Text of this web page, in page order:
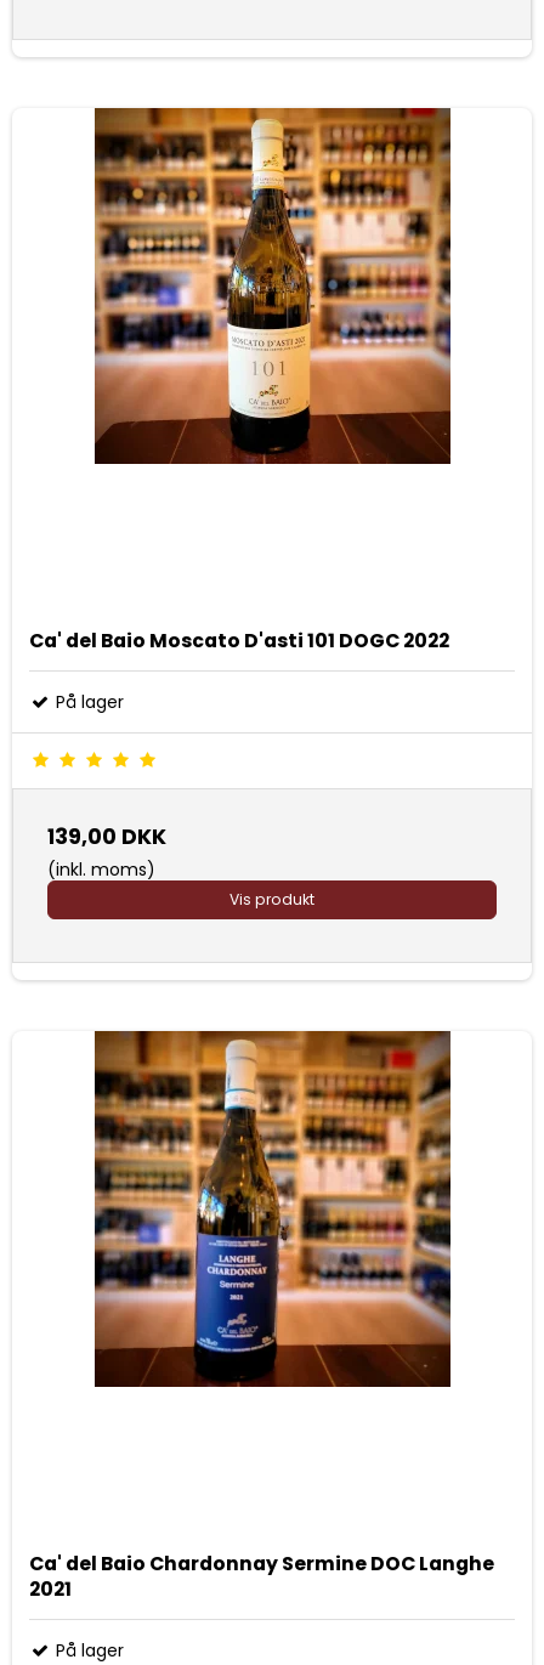
Ca' del Baio Moscato D'asti 101 DOGC 2022
På lager
139,00 DKK
(inkl. moms)
Vis produkt
Ca' del Baio Chardonnay Sermine DOC Langhe
2021
På lager